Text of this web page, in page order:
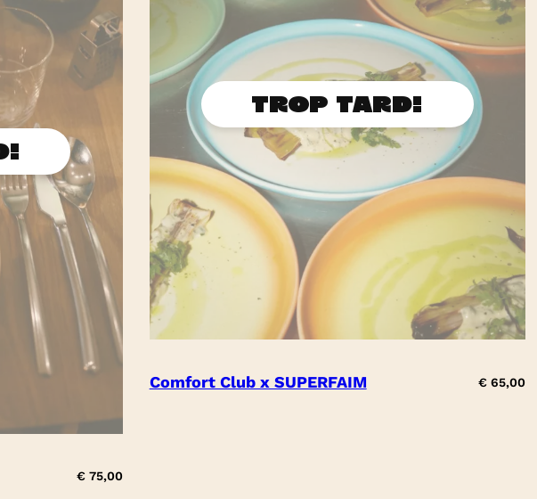
€75,00
Comfort Club x SUPERFAIM € 65,00